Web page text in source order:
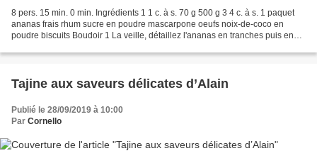
8 pers. 15 min. 0 min. Ingrédients 1 1 c. à s. 70 g 500 g 3 4 c. à s. 1 paquet
ananas frais rhum sucre en poudre mascarpone oeufs noix-de-coco en
poudre biscuits Boudoir 1 La veille, détaillez l'ananas en tranches puis en
Tajine aux saveurs délicates d’Alain
Publié le 28/09/2019 à 10:00
Par Cornello